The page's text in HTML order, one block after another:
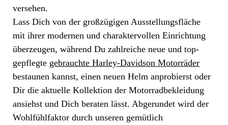
versehen.
Lass Dich von der großzügigen Ausstellungsfläche
mit ihrer modernen und charaktervollen Einrichtung
überzeugen, während Du zahlreiche neue und top-
gepflegte gebrauchte Harley-Davidson Motorräder
bestaunen kannst, einen neuen Helm anprobierst oder
Dir die aktuelle Kollektion der Motorradbekleidung
ansiehst und Dich beraten lässt. Abgerundet wird der
Wohlfühlfaktor durch unseren gemütlich